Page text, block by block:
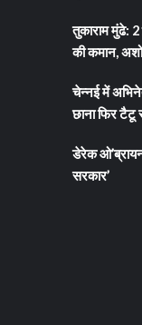
तुकाराम मुंढे:
की कमान,
चेन्नई में
छाना फिर टैटू
डेरेक
सरकार’